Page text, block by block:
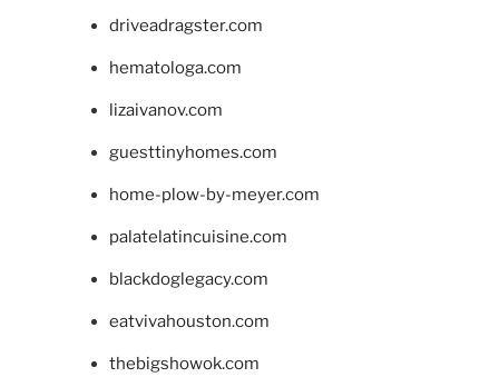
driveadragster.com
hematologa.com
lizaivanov.com
guesttinyhomes.com
home-plow-by-meyer.com
palatelatincuisine.com
blackdoglegacy.com
eatvivahouston.com
thebigshowok.com